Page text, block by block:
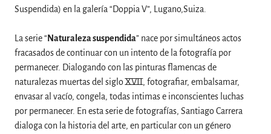
Suspendida) en la galería “Doppia V”, Lugano,Suiza.
La serie “ Naturaleza suspendida” nace por simultáneos actos
fracasados de continuar con un intento de la fotografía por
permanecer. Dialogando con las pinturas flamencas de
naturalezas muertas del siglo XVII, fotografiar, embalsamar,
envasar al vacío, congela, todas intimas e inconscientes luchas
por permanecer. En esta serie de fotografías, Santiago Carrera
dialoga con la historia del arte, en particular con un género